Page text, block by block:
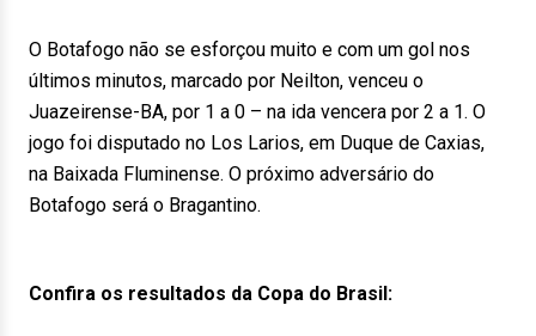
O Botafogo não se esforçou muito e com um gol nos
últimos minutos, marcado por Neilton, venceu o
Juazeirense-BA, por 1 a 0 – na ida vencera por 2 a 1. O
jogo foi disputado no Los Larios, em Duque de Caxias,
na Baixada Fluminense. O próximo adversário do
Botafogo será o Bragantino.
Confira os resultados da Copa do Brasil: